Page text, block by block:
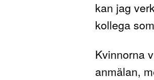
kan jag
kollega
Kvinnorna
anmälan,